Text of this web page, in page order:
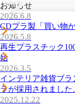
News
お知らせ
2026.6.8
CDプラ製「買い物
2026.5.8
再生プラスチック
始
2026.3.5
インテリア雑貨ブラ
ラが採用されました
2025.12.22